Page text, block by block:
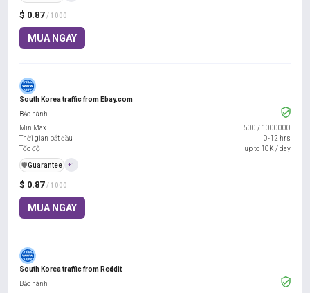
$ 0.87 / 1000
MUA NGAY
South Korea traffic from Ebay.com
$ 0.87 / 1000
MUA NGAY
Bảo hành
Min Max
500 / 1000000
Thời gian bắt đầu
0-12 hrs
Tốc độ
up to 10K / day
️🛡️Guarantee +1
South Korea traffic from Reddit
Bảo hành